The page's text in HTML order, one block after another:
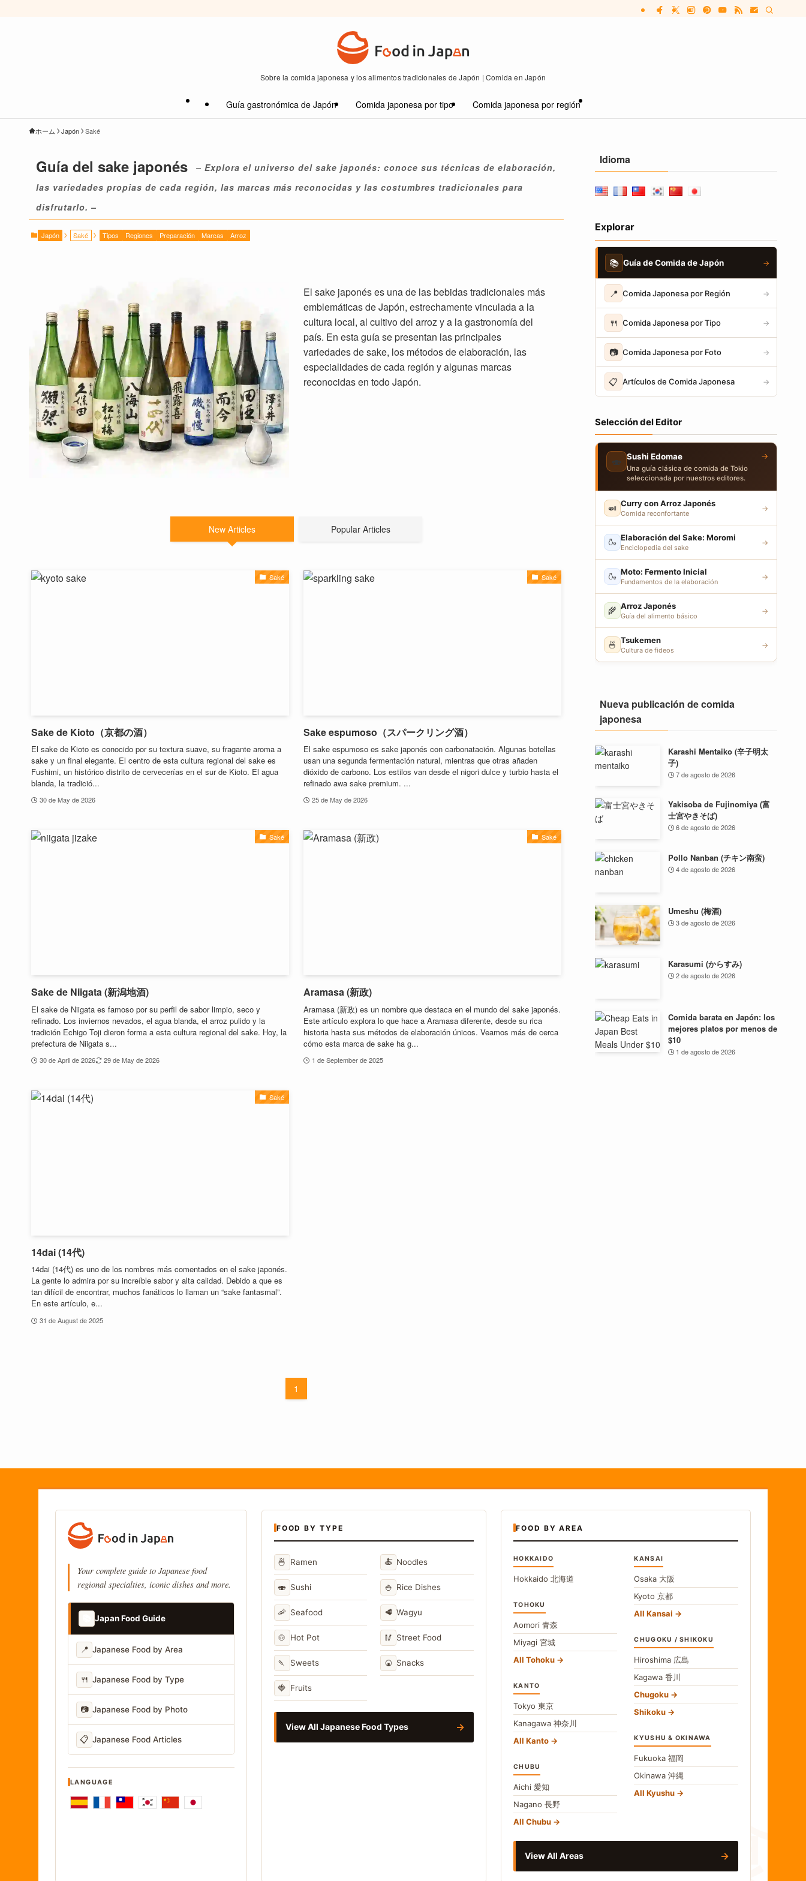
Sobre la comida japonesa y los alimentos tradicionales de Japón | Comida en Japón
Guía gastronómica de Japón Comida japonesa por tipo Comida japonesa por región
ホーム Japón Saké
Guía del sake japonés
– Explora el universo del sake japonés: conoce sus técnicas de elaboración,
las variedades propias de cada región, las marcas más reconocidas y las costumbres tradicionales para
disfrutarlo. –
Japón Saké Tipos Regiones Preparación Marcas Arroz
El sake japonés es una de las bebidas tradicionales más
emblemáticas de Japón, estrechamente vinculada a la
cultura local, al cultivo del arroz y a la gastronomía del
país. En esta guía se presentan las principales
variedades de sake, los métodos de elaboración, las
especialidades de cada región y algunas marcas
reconocidas en todo Japón.
New Articles Popular Articles
Saké
Sake de Kioto（京都の酒）
El sake de Kioto es conocido por su textura suave, su fragante aroma a
sake y un final elegante. El centro de esta cultura regional del sake es
Fushimi, un histórico distrito de cervecerías en el sur de Kioto. El agua
blanda, la tradició...
30 de May de 2026
Saké
Sake espumoso（スパークリング酒）
El sake espumoso es sake japonés con carbonatación. Algunas botellas
usan una segunda fermentación natural, mientras que otras añaden
dióxido de carbono. Los estilos van desde el nigori dulce y turbio hasta el
refinado awa sake premium. ...
25 de May de 2026
Saké
Sake de Niigata (新潟地酒)
El sake de Niigata es famoso por su perfil de sabor limpio, seco y
refinado. Los inviernos nevados, el agua blanda, el arroz pulido y la
tradición Echigo Toji dieron forma a esta cultura regional del sake. Hoy, la
prefectura de Niigata s...
30 de April de 2026 29 de May de 2026
Saké
Aramasa (新政)
Aramasa (新政) es un nombre que destaca en el mundo del sake japonés.
Este artículo explora lo que hace a Aramasa diferente, desde su rica
historia hasta sus métodos de elaboración únicos. Veamos más de cerca
cómo esta marca de sake ha g...
1 de September de 2025
Saké
14dai (14代)
14dai (14代) es uno de los nombres más comentados en el sake japonés.
La gente lo admira por su increíble sabor y alta calidad. Debido a que es
tan difícil de encontrar, muchos fanáticos lo llaman un “sake fantasmal”.
En este artículo, e...
31 de August de 2025
1
Idioma
Explorar
📚 Guía de Comida de Japón →
📍 Comida Japonesa por Región →
🍴 Comida Japonesa por Tipo →
📷 Comida Japonesa por Foto →
📋 Artículos de Comida Japonesa →
Selección del Editor
🍣 Sushi Edomae
Una guía clásica de comida de Tokio
seleccionada por nuestros editores.
→
🍛 Curry con Arroz Japonés
Comida reconfortante
→
🍶 Elaboración del Sake: Moromi
Enciclopedia del sake
→
🍶 Moto: Fermento Inicial
Fundamentos de la elaboración
→
🌾 Arroz Japonés
Guía del alimento básico
→
🍜 Tsukemen
Cultura de fideos
→
Nueva publicación de comida
japonesa
Karashi Mentaiko (辛子明太
子)
7 de agosto de 2026
Yakisoba de Fujinomiya (富
士宮やきそば)
6 de agosto de 2026
Pollo Nanban (チキン南蛮)
4 de agosto de 2026
Umeshu (梅酒)
3 de agosto de 2026
Karasumi (からすみ)
2 de agosto de 2026
Comida barata en Japón: los
mejores platos por menos de
$10
1 de agosto de 2026
食
Your complete guide to Japanese food
regional specialties, iconic dishes and more.
Japan Food Guide
📍 Japanese Food by Area
🍴 Japanese Food by Type
📷 Japanese Food by Photo
📋 Japanese Food Articles
LANGUAGE
FOOD BY TYPE
🍜 Ramen 🍝 Noodles
🍣 Sushi 🍚 Rice Dishes
🦐 Seafood 🥩 Wagyu
🍲 Hot Pot 🥢 Street Food
🍡 Sweets 🍘 Snacks
🍓 Fruits
View All Japanese Food Types →
FOOD BY AREA
HOKKAIDO
Hokkaido 北海道
TOHOKU
Aomori 青森
Miyagi 宮城
All Tohoku
KANTO
Tokyo 東京
Kanagawa 神奈川
All Kanto
CHUBU
Aichi 愛知
Nagano 長野
All Chubu
KANSAI
Osaka 大阪
Kyoto京都
All Kansai
CHUGOKU / SHIKOKU
Hiroshima 広島
Kagawa香川
Chugoku
Shikoku
KYUSHU & OKINAWA
Fukuoka福岡
Okinawa沖縄
All Kyushu
View All Areas →